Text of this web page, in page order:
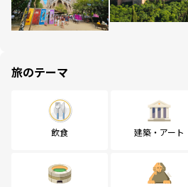
旅のテーマ
飲食 建築・アート